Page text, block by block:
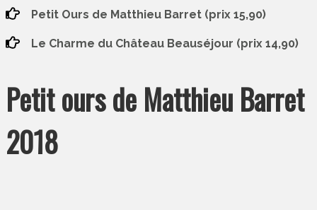
Petit Ours de Matthieu Barret (prix 15,90)
Le Charme du Château Beauséjour (prix 14,90)
Petit ours de Matthieu Barret
2018